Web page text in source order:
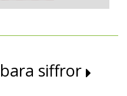
siffror